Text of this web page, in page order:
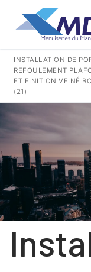
Rechercher
:
QUI SOMMES-
NOS GESTES
NOS PRODUITS
INSTALLATION DE
REFOULEMENT
ET FINITION VEINÉ
(21)